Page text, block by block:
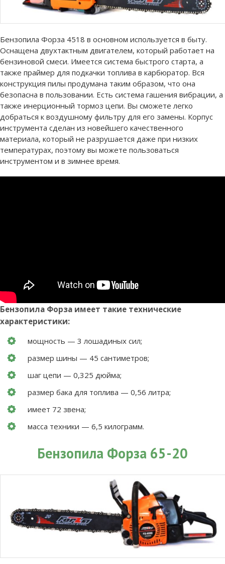
Бензопила Форза 4518 в основном используется в быту.
Оснащена двухтактным двигателем, который работает на
бензиновой смеси. Имеется система быстрого старта, а
также праймер для подкачки топлива в карбюратор. Вся
конструкция пилы продумана таким образом, что она
безопасна в пользовании. Есть система гашения вибрации, а
также инерционный тормоз цепи. Вы сможете легко
добраться к воздушному фильтру для его замены. Корпус
инструмента сделан из новейшего качественного
материала, который не разрушается даже при низких
температурах, поэтому вы можете пользоваться
инструментом и в зимнее время.
Бензопила Форза имеет такие технические
характеристики:
мощность — 3 лошадиных сил;
размер шины — 45 сантиметров;
шаг цепи — 0,325 дюйма;
размер бака для топлива — 0,56 литра;
имеет 72 звена;
масса техники — 6,5 килограмм.
Бензопила Форза 65-20